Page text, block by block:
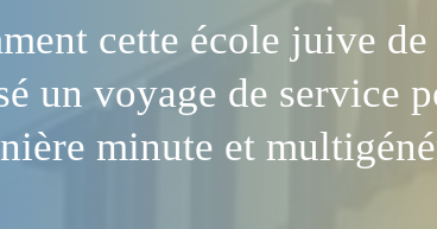
cette école juive de
un voyage de service
minute et